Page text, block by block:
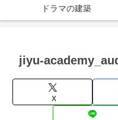
ドラマの建築
jiyu-
X